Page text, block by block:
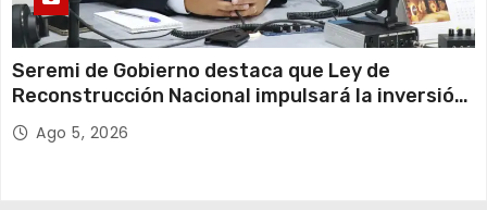
Seremi de Gobierno destaca que Ley de
Reconstrucción Nacional impulsará la inversión
y el empleo en Tarapacá
Ago 5, 2026